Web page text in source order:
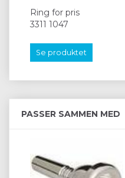
Ring for pris
3311 1047
Se produktet
PASSER SAMMEN MED